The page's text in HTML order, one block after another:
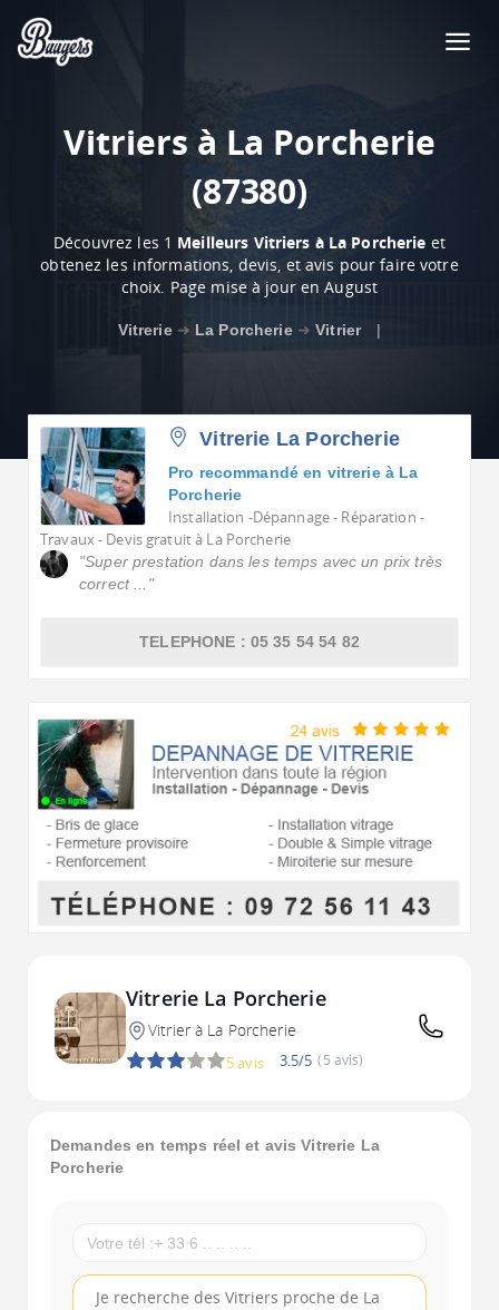
Vitriers à La Porcherie
(87380)
Découvrez les 1 Meilleurs Vitriers à La Porcherie et
obtenez les informations, devis, et avis pour faire votre
choix. Page mise à jour en August
Vitrerie ➜ La Porcherie ➜Vitrier |
Vitrerie La Porcherie
Pro recommandé en vitrerie à La
Porcherie
Installation -Dépannage - Réparation -
Travaux - Devis gratuit à La Porcherie
"Super prestation dans les temps avec un prix très
correct ..."
TELEPHONE : 05 35 54 54 82
Vitrerie La Porcherie
Vitrier à La Porcherie
5 avis 3.5/5 (5 avis)
Demandes en temps réel et avis Vitrerie La
Porcherie